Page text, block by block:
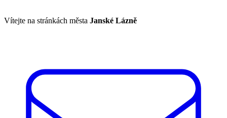
Vítejte na stránkách města Janské Lázně